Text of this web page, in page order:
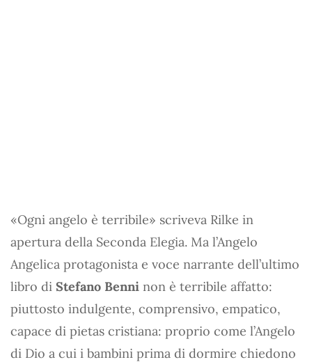
«Ogni angelo è terribile» scriveva Rilke in
apertura della Seconda Elegia. Ma l’Angelo
Angelica protagonista e voce narrante dell’ultimo
libro di Stefano Benni non è terribile affatto:
piuttosto indulgente, comprensivo, empatico,
capace di pietas cristiana: proprio come l’Angelo
di Dio a cui i bambini prima di dormire chiedono